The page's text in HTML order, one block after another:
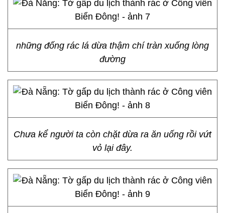
những đống rác lá dừa thậm chí tràn xuống lòng
đường
Chưa kể người ta còn chặt dừa ra ăn uống rồi vứt
vỏ lại đây.